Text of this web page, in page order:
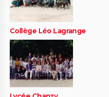
Collège Léo Lagrange